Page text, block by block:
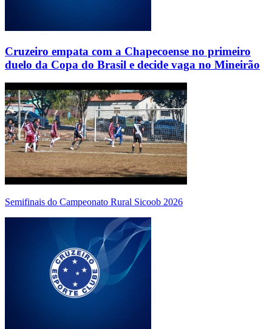
Cruzeiro empata com a Chapecoense no primeiro
duelo da Copa do Brasil e decide vaga no Mineirão
Semifinais do Campeonato Rural Sicoob 2026